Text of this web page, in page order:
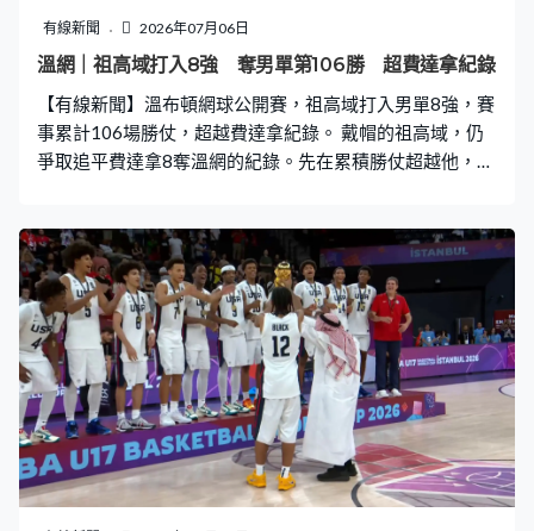
有線新聞 2026年07月06日
溫網｜祖高域打入8強 奪男單第106勝 超費達拿紀錄
【有線新聞】溫布頓網球公開賽，祖高域打入男單8強，賽
事累計106場勝仗，超越費達拿紀錄。 戴帽的祖高域，仍
爭取追平費達拿8奪溫網的紀錄。先在累積勝仗超越他，贏
第106勝，是歷來第一人，能否繼續書寫紀錄，要問過三
號種子安格艾利亞森。 面向鏡頭衛冕的贊歷冼拿亦晉級，
面對日本的望月慎太郎，先贏6比3。世界第一鬥151，第
二盤互保發球局，決勝局就是贊歷冼拿天下，細分大勝7比
0。這位意大利球手，全場15球「ACE」，44次主動得
分，比外圍賽晉級的望月慎太郎多19次。贊歷冼拿第三盤
兩度破發，贏6比3。盤數3比0過關，連續5年打入溫網8
強，將會鬥史特路夫。